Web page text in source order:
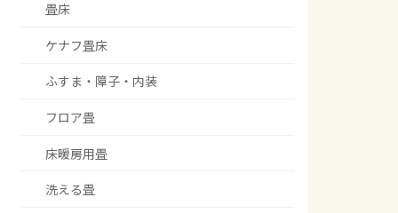
畳床
ケナフ畳床
ふすま・障子・内装
フロア畳
床暖房用畳
洗える畳